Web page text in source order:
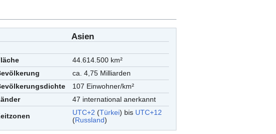
Asien
44.614.500 km²
ca. 4,75 Milliarden
107 Einwohner/km²
47 international anerkannt
UTC+2 (Türkei) bis UTC+12
(Russland)